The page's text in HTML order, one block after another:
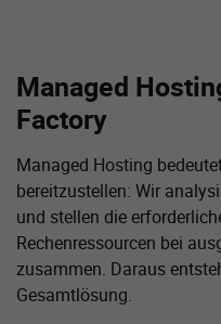
Managed
Factory
Managed Hosting
bereitzustellen: Wir
und stellen die
Rechenressourcen bei
zusammen. Daraus
Gesamtlösung.